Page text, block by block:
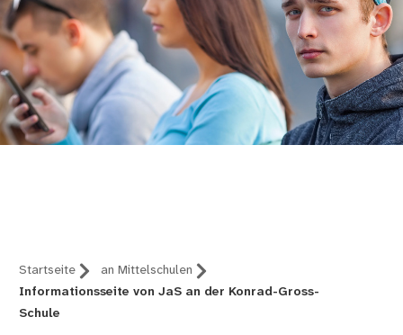
Startseite
an Mittelschulen
Informationsseite von JaS an der Konrad-Gross-
Schule